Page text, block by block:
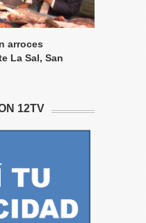
arroces
La Sal, San
12TV